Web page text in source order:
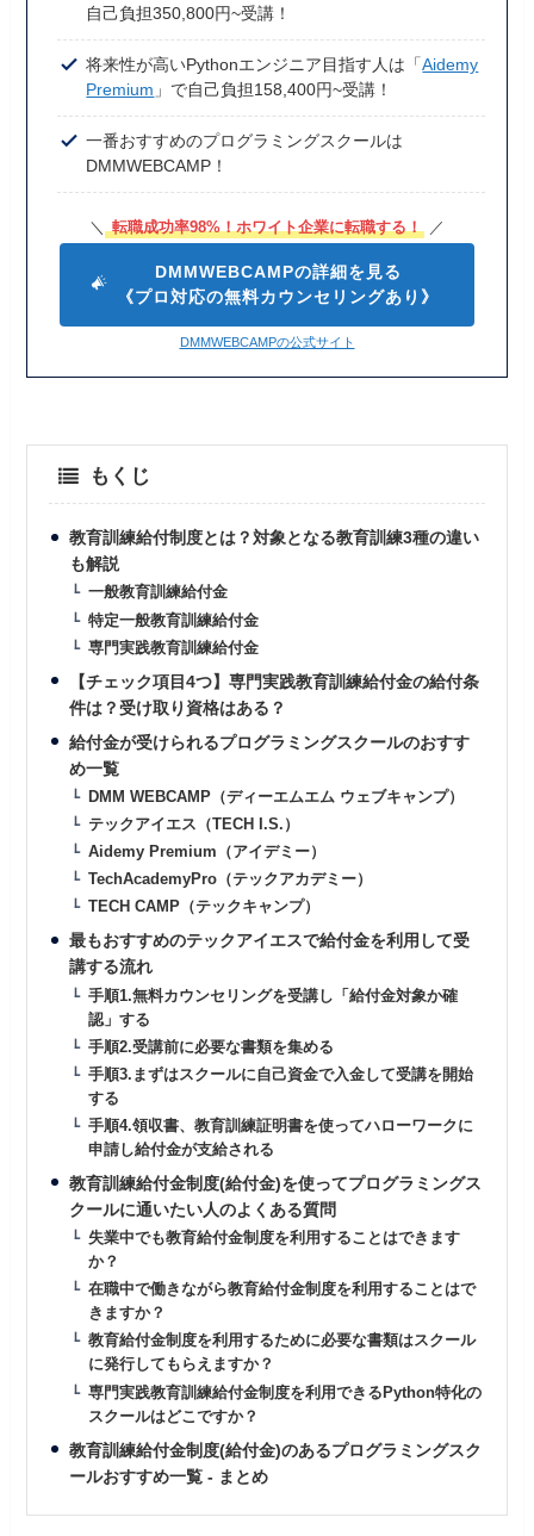
自己負担350,800円~受講！
将来性が高いPythonエンジニア目指す人は「Aidemy
Premium 」で自己負担158,400円~受講！
一番おすすめのプログラミングスクールは
DMMWEBCAMP！
＼ 転職成功率98%！ホワイト企業に転職する！ ／
DMMWEBCAMPの詳細を見る
《プロ対応の無料カウンセリングあり》
DMMWEBCAMPの公式サイト
もくじ
教育訓練給付制度とは？対象となる教育訓練3種の違い
も解説
一般教育訓練給付金
特定一般教育訓練給付金
専門実践教育訓練給付金
【チェック項目4つ】専門実践教育訓練給付金の給付条
件は？受け取り資格はある？
給付金が受けられるプログラミングスクールのおすす
め一覧
DMM WEBCAMP（ディーエムエム ウェブキャンプ）
テックアイエス（TECH I.S.）
Aidemy Premium（アイデミー）
TechAcademyPro（テックアカデミー）
TECH CAMP（テックキャンプ）
最もおすすめのテックアイエスで給付金を利用して受
講する流れ
手順1.無料カウンセリングを受講し「給付金対象か確
認」する
手順2.受講前に必要な書類を集める
手順3.まずはスクールに自己資金で入金して受講を開始
する
手順4.領収書、教育訓練証明書を使ってハローワークに
申請し給付金が支給される
教育訓練給付金制度(給付金)を使ってプログラミングス
クールに通いたい人のよくある質問
失業中でも教育給付金制度を利用することはできます
か？
在職中で働きながら教育給付金制度を利用することはで
きますか？
教育給付金制度を利用するために必要な書類はスクール
に発行してもらえますか？
専門実践教育訓練給付金制度を利用できるPython特化の
スクールはどこですか？
教育訓練給付金制度(給付金)のあるプログラミングスク
ールおすすめ一覧 - まとめ